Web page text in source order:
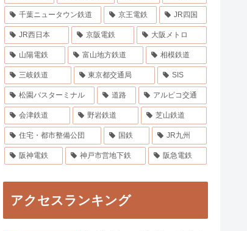
千葉ニュータウン鉄道 京王電鉄 JR四国
JR西日本 京阪電鉄 大阪メトロ
山陽電鉄 富山地方鉄道 相模鉄道
三岐鉄道 東京都交通局 SIS
松園バスターミナル 道路 アルピコ交通
会津鉄道 野岩鉄道 芝山鉄道
住宅・都市整備公団 国鉄 JR九州
阪神電鉄 神戸市営地下鉄 阪急電鉄
アクセスランキング